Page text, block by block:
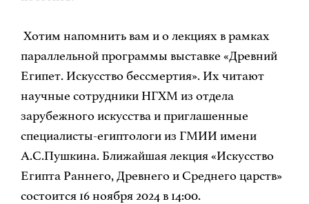
Хотим напомнить вам и о лекциях в рамках
параллельной программы выставке «Древний
Египет. Искусство бессмертия». Их читают
научные сотрудники НГХМ из отдела
зарубежного искусства и приглашенные
специалисты-египтологи из ГМИИ имени
А.С.Пушкина. Ближайшая лекция «Искусство
Египта Раннего, Древнего и Среднего царств»
состоится 16 ноября 2024 в 14:00.